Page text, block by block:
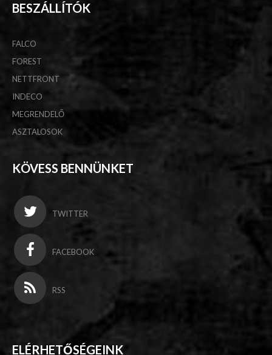
BESZÁLLÍTÓK
FALCO
FOREST
NETTFRONT
INDECO
MEGRENDELŐ
ASZTALOSOK
KÖVESS BENNÜNKET
TWITTER
FACEBOOK
RSS
ELÉRHETŐSÉGEINK